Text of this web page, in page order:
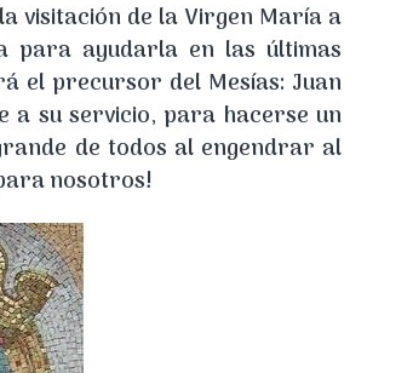
visitación de la Virgen María a
para ayudarla en las últimas
el precursor del Mesías: Juan
a su servicio, para hacerse un
de todos al engendrar al
nosotros!